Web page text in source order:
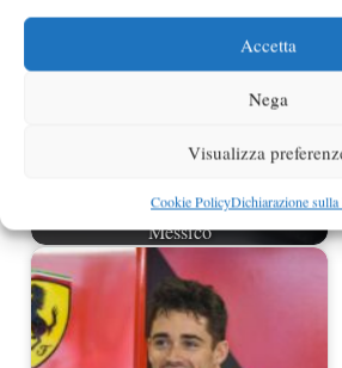
Accetta
Nega
Visualizza
Cookie PolicyDichiarazione
Force India vuole un podio in
Messico